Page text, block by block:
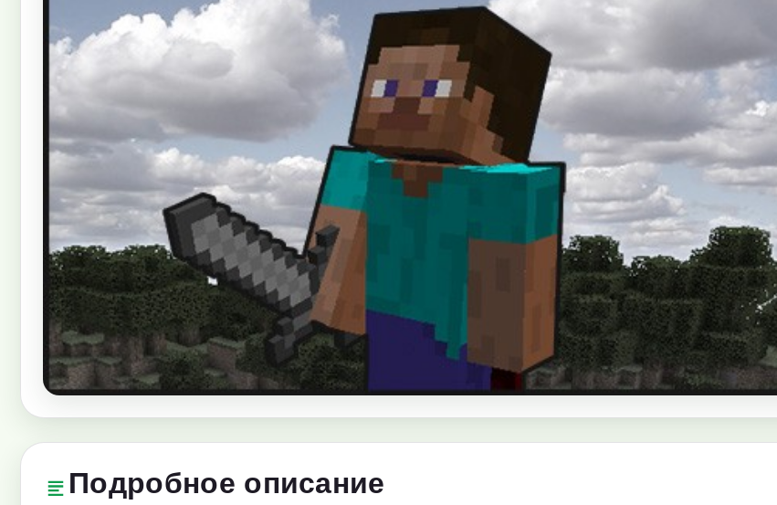
Подробное описание